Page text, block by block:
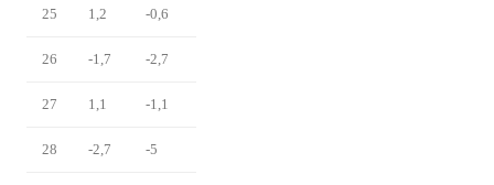
25 1,2 -0,6
26 -1,7 -2,7
27 1,1 -1,1
28 -2,7 -5